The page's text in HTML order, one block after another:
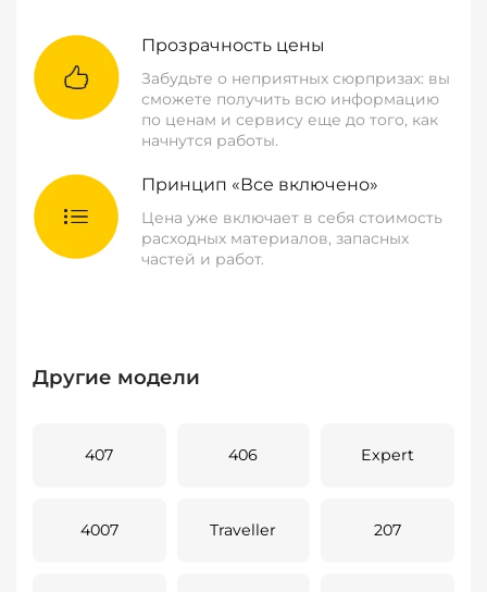
Прозрачность цены
Забудьте о неприятных сюрпризах: вы
сможете получить всю информацию
по ценам и сервису еще до того, как
начнутся работы.
Принцип «Все включено»
Цена уже включает в себя стоимость
расходных материалов, запасных
частей и работ.
Другие модели
407 406 Expert
4007 Traveller 207